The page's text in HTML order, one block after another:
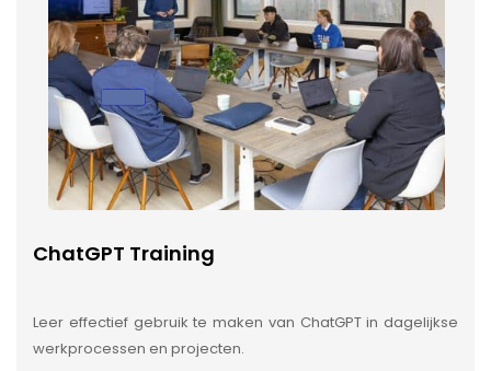
ChatGPT Training
Leer effectief gebruik te maken van ChatGPT in dagelijkse
werkprocessen en projecten.